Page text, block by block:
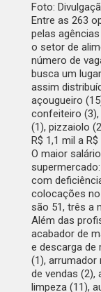
Foto:
Entre as 263
pelas
o setor de
número de
busca um
assim
açougueiro
confeiteiro (3),
(1), pizzaiolo
R$ 1,1 mil a R$
O maior
com
colocações
são 51, três a
Além das
acabador de
e descarga de
(1),
de vendas (2),
limpeza (11),